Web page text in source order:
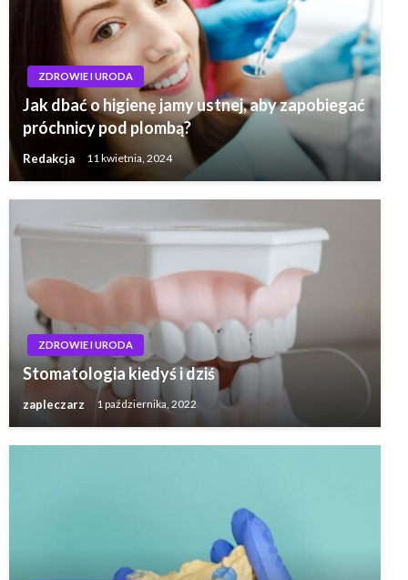
ZDROWIE I URODA
Jak dbać o higienę jamy ustnej, aby zapobiegać
próchnicy pod plombą?
Redakcja 11 kwietnia, 2024
ZDROWIE I URODA
Stomatologia kiedyś i dziś
zapleczarz 1 października, 2022